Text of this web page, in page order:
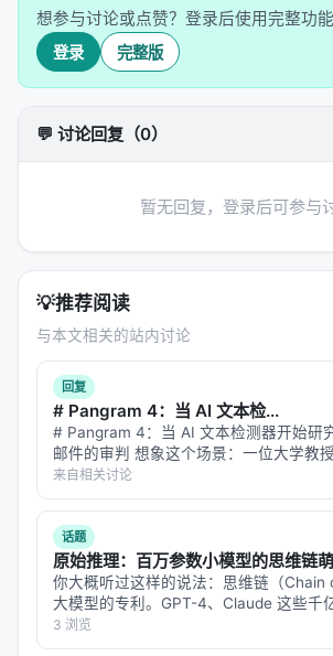
moreover, therefore）、模糊限制
maybe）、破折号
深度1 ：局部句法——规则过去式（
深度2：从句结构——疑问句、被动
语、不规则过去式、关系从句
：跨从句/语气——虚拟语气
关键来了。
---
💥 核心发现：两种命运
在GPT-2的第10代文本中，以下是发
哪些在疯长？
话语连接词（however, moreover,
+126.2%
模糊限制语（perhaps, maybe,
+44.2%
破折号：+28.6%
想参与讨论或点赞？登录后使用完整功能
登录 完整版
💬 讨论回复（0）
暂无回复，登录后可参与
💡推荐阅读
与本文相关的站内讨论
回复
# Pangram 4：当 AI 文本检...
# Pangram 4：当 AI 文本检测器开始研
邮件的审判 想象这个场景：一位大学教
论文。文笔流畅，论证清晰，引用规范。
丝疑虑——这学期 ChatGPT 发布了新版
了好几篇"好…
来自相关讨论
话题
原始推理：百万参数小模型的思维链
你大概听过这样的说法：思维链（Chain
大模型的专利。GPT-4、Claude 这些千
才能在回答之前"想一想"，把问题拆成几
去。小模型？小模型只会直接吐答案，
3 浏览